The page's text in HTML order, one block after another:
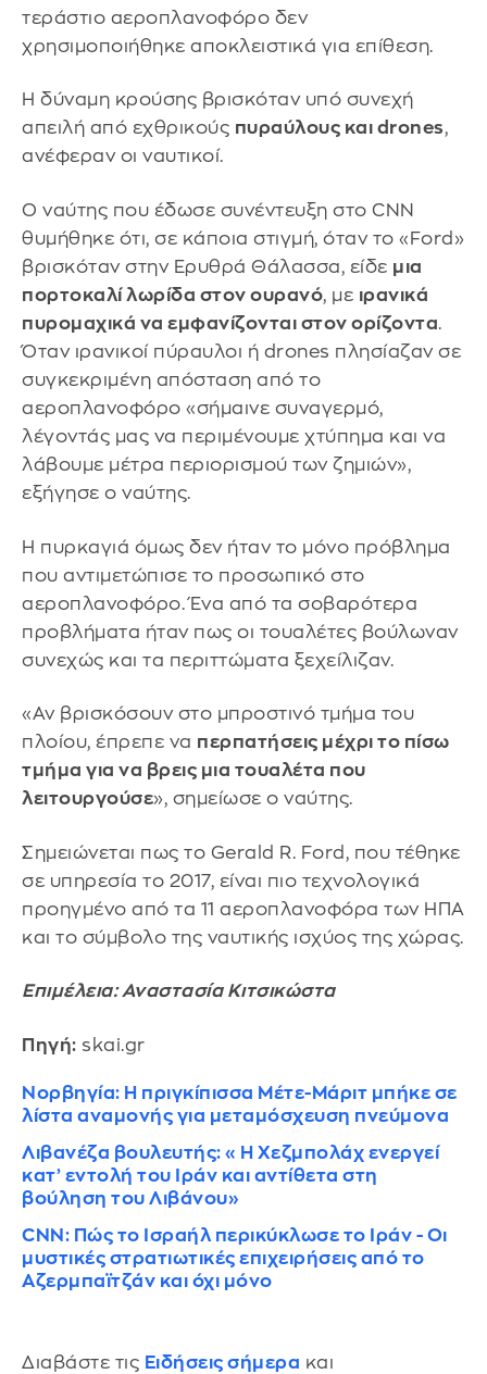
τεράστιο αεροπλανοφόρο δεν
χρησιμοποιήθηκε αποκλειστικά για επίθεση.
Η δύναμη κρούσης βρισκόταν υπό συνεχή
απειλή από εχθρικούς πυραύλους και drones,
ανέφεραν οι ναυτικοί.
Ο ναύτης που έδωσε συνέντευξη στο CNN
θυμήθηκε ότι, σε κάποια στιγμή, όταν το «Ford»
βρισκόταν στην Ερυθρά Θάλασσα, είδε μια
πορτοκαλί λωρίδα στον ουρανό, με ιρανικά
πυρομαχικά να εμφανίζονται στον ορίζοντα.
Όταν ιρανικοί πύραυλοι ή drones πλησίαζαν σε
συγκεκριμένη απόσταση από το
αεροπλανοφόρο «σήμαινε συναγερμό,
λέγοντάς μας να περιμένουμε χτύπημα και να
λάβουμε μέτρα περιορισμού των ζημιών»,
εξήγησε ο ναύτης.
Η πυρκαγιά όμως δεν ήταν το μόνο πρόβλημα
που αντιμετώπισε το προσωπικό στο
αεροπλανοφόρο. Ένα από τα σοβαρότερα
προβλήματα ήταν πως οι τουαλέτες βούλωναν
συνεχώς και τα περιττώματα ξεχείλιζαν.
«Αν βρισκόσουν στο μπροστινό τμήμα του
πλοίου, έπρεπε να περπατήσεις μέχρι το πίσω
τμήμα για να βρεις μια τουαλέτα που
λειτουργούσε», σημείωσε ο ναύτης.
Σημειώνεται πως το Gerald R. Ford, που τέθηκε
σε υπηρεσία το 2017, είναι πιο τεχνολογικά
προηγμένο από τα 11 αεροπλανοφόρα των ΗΠΑ
και το σύμβολο της ναυτικής ισχύος της χώρας.
Επιμέλεια: Αναστασία Κιτσικώστα
Πηγή: skai.gr
Νορβηγία: Η πριγκίπισσα Μέτε-Μάριτ μπήκε σε
λίστα αναμονής για μεταμόσχευση πνεύμονα
Λιβανέζα βουλευτής: «Η Χεζμπολάχ ενεργεί
κατ’ εντολή του Ιράν και αντίθετα στη
βούληση του Λιβάνου»
CNN: Πώς το Ισραήλ περικύκλωσε το Ιράν - Οι
μυστικές στρατιωτικές επιχειρήσεις από το
Αζερμπαϊτζάν και όχι μόνο
Διαβάστε τις Ειδήσεις σήμερα και